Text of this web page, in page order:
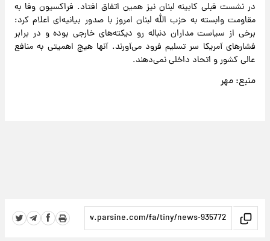
در نشست قبلی کابینه لبنان نیز همین اتفاق افتاد. فراکسیون وفا به
مقاومت وابسته به حزب الله لبنان امروز با صدور بیانیه‌ای اعلام کرد:
برخی از سیاست مداران دنباله رو دیکته‌های خارجی بوده و در برابر
فشارهای آمریکا سر تسلیم فرود می‌آورند. آنها هیچ اهمیتی به منافع
عالی کشور و اتحاد داخلی نمی‌دهند.
منبع: مهر